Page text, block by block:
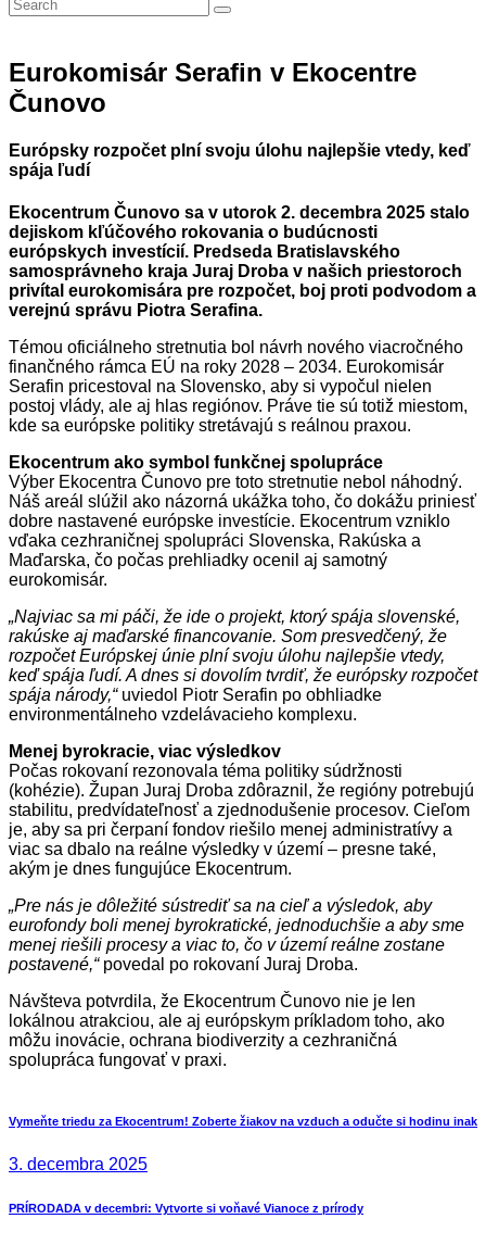
Eurokomisár Serafin v Ekocentre
Čunovo
Európsky rozpočet plní svoju úlohu najlepšie vtedy, keď
spája ľudí
Ekocentrum Čunovo sa v utorok 2. decembra 2025 stalo
dejiskom kľúčového rokovania o budúcnosti
európskych investícií. Predseda Bratislavského
samosprávneho kraja Juraj Droba v našich priestoroch
privítal eurokomisára pre rozpočet, boj proti podvodom a
verejnú správu Piotra Serafina.
Témou oficiálneho stretnutia bol návrh nového viacročného
finančného rámca EÚ na roky 2028 – 2034. Eurokomisár
Serafin pricestoval na Slovensko, aby si vypočul nielen
postoj vlády, ale aj hlas regiónov. Práve tie sú totiž miestom,
kde sa európske politiky stretávajú s reálnou praxou.
Ekocentrum ako symbol funkčnej spolupráce
Výber Ekocentra Čunovo pre toto stretnutie nebol náhodný.
Náš areál slúžil ako názorná ukážka toho, čo dokážu priniesť
dobre nastavené európske investície. Ekocentrum vzniklo
vďaka cezhraničnej spolupráci Slovenska, Rakúska a
Maďarska, čo počas prehliadky ocenil aj samotný
eurokomisár.
„Najviac sa mi páči, že ide o projekt, ktorý spája slovenské,
rakúske aj maďarské financovanie. Som presvedčený, že
rozpočet Európskej únie plní svoju úlohu najlepšie vtedy,
keď spája ľudí. A dnes si dovolím tvrdiť, že európsky rozpočet
spája národy,“uviedol Piotr Serafin po obhliadke
environmentálneho vzdelávacieho komplexu.
Menej byrokracie, viac výsledkov
Počas rokovaní rezonovala téma politiky súdržnosti
(kohézie). Župan Juraj Droba zdôraznil, že regióny potrebujú
stabilitu, predvídateľnosť a zjednodušenie procesov. Cieľom
je, aby sa pri čerpaní fondov riešilo menej administratívy a
viac sa dbalo na reálne výsledky v území – presne také,
akým je dnes fungujúce Ekocentrum.
„Pre nás je dôležité sústrediť sa na cieľ a výsledok, aby
eurofondy boli menej byrokratické, jednoduchšie a aby sme
menej riešili procesy a viac to, čo v území reálne zostane
postavené,“povedal po rokovaní Juraj Droba.
Návšteva potvrdila, že Ekocentrum Čunovo nie je len
lokálnou atrakciou, ale aj európskym príkladom toho, ako
môžu inovácie, ochrana biodiverzity a cezhraničná
spolupráca fungovať v praxi.
Navigácia
v
Previous
Vymeňte triedu za Ekocentrum! Zoberte žiakov na vzduch a odučte si hodinu inak
3. decembra 2025
Next
PRÍRODADA v decembri: Vytvorte si voňavé Vianoce z prírody